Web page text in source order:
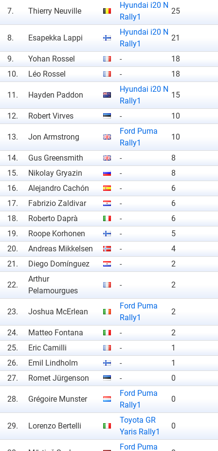
7. Thierry Neuville
Hyundai i20 N
Rally1
25
8. Esapekka Lappi
Hyundai i20 N
Rally1
21
9. Yohan Rossel -
18
10.
Léo Rossel - 18
11. Hayden Paddon
Hyundai i20 N
Rally1
15
12. Robert Virves - 10
13. Jon Armstrong
Ford Puma
Rally1
10
14. Gus Greensmith -
8
15.
Nikolay Gryazin -
8
16.
Alejandro Cachón -
6
17.
Fabrizio Zaldivar -
6
18.
Roberto Daprà -
6
19.
Roope Korhonen -
5
20.
Andreas Mikkelsen -
4
21.
Diego Domínguez - 2
22.
Arthur
Pelamourgues
- 2
23. Joshua McErlean
Ford Puma
Rally1
2
24. Matteo Fontana -
2
25.
Eric Camilli -
1
26.
Emil Lindholm -
1
27.
Romet Jürgenson - 0
28. Grégoire Munster
Ford Puma
Rally1
0
29. Lorenzo Bertelli
Toyota GR
Yaris Rally1
0
Ford Puma